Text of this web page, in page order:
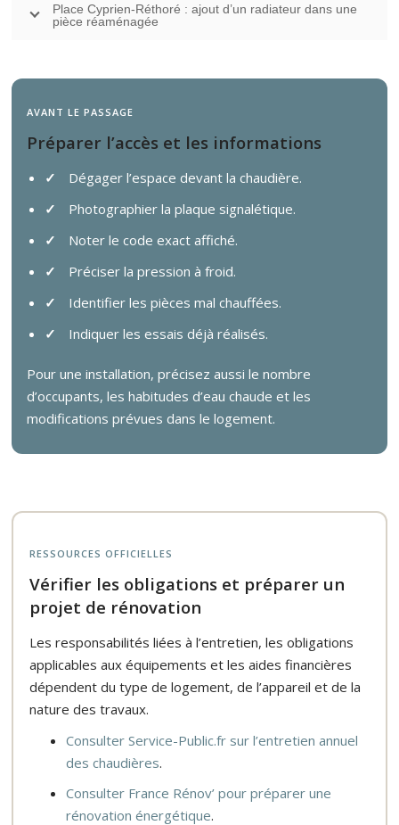
Place Cyprien-Réthoré : ajout d’un radiateur dans une
pièce réaménagée
AVANT LE PASSAGE
Préparer l’accès et les informations
Dégager l’espace devant la chaudière.
Photographier la plaque signalétique.
Noter le code exact affiché.
Préciser la pression à froid.
Identifier les pièces mal chauffées.
Indiquer les essais déjà réalisés.
Pour une installation, précisez aussi le nombre
d’occupants, les habitudes d’eau chaude et les
modifications prévues dans le logement.
RESSOURCES OFFICIELLES
Vérifier les obligations et préparer un
projet de rénovation
Les responsabilités liées à l’entretien, les obligations
applicables aux équipements et les aides financières
dépendent du type de logement, de l’appareil et de la
nature des travaux.
Consulter Service-Public.fr sur l’entretien annuel
des chaudières.
Consulter France Rénov’ pour préparer une
rénovation énergétique.